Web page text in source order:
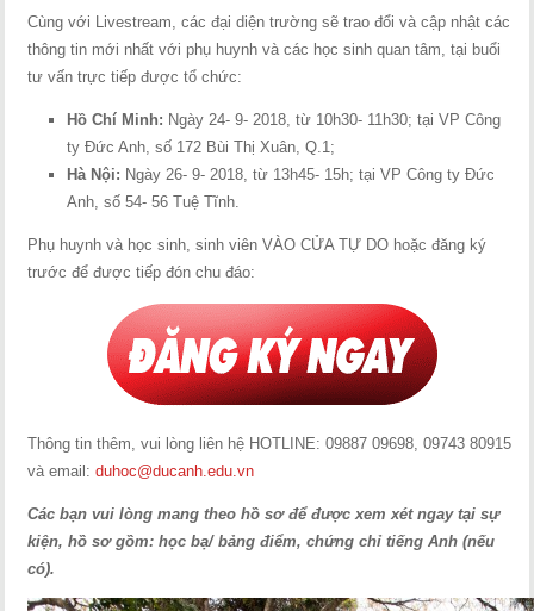
Cùng với Livestream, các đại diện trường sẽ trao đổi và cập nhật các
thông tin mới nhất với phụ huynh và các học sinh quan tâm, tại buổi
tư vấn trực tiếp được tổ chức:
Hồ Chí Minh: Ngày 24- 9- 2018, từ 10h30- 11h30; tại VP Công
ty Đức Anh, số 172 Bùi Thị Xuân, Q.1;
Hà Nội: Ngày 26- 9- 2018, từ 13h45- 15h; tại VP Công ty Đức
Anh, số 54- 56 Tuệ Tĩnh.
Phụ huynh và học sinh, sinh viên VÀO CỬA TỰ DO hoặc đăng ký
trước để được tiếp đón chu đáo:
Thông tin thêm, vui lòng liên hệ HOTLINE: 09887 09698, 09743 80915
và email:duhoc@ducanh.edu.vn
Các bạn vui lòng mang theo hồ sơ để được xem xét ngay tại sự
kiện, hồ sơ gồm: học bạ/ bảng điểm, chứng chỉ tiếng Anh (nếu
có).